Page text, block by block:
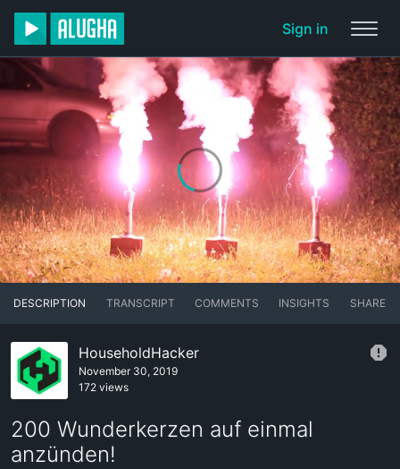
Sign in
DESCRIPTION TRANSCRIPT COMMENTS INSIGHTS SHARE
HouseholdHacker
November 30, 2019
172 views
200 Wunderkerzen auf einmal
anzünden!